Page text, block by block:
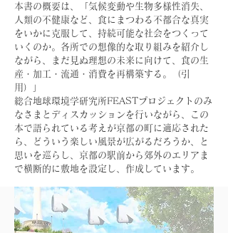
本書の概要は、「気候変動や生物多様性消失、
人類の不健康など、食にまつわる不都合な真実
をいかに克服して、持続可能な社会をつくって
いくのか。各所での想像的な取り組みを紹介し
ながら、まだ見ぬ理想の未来に向けて、食の生
産・加工・流通・消費を再構築する。（引
用）」
総合地球環境学研究所FEASTプロジェクトのみ
なさまとディスカッションを行いながら、この
本で語られている考えが京都の町に適応された
ら、どういう楽しい風景が広がるだろうか、と
思いを巡らし、京都の駅前から郊外のエリアま
で横断的に敷地を設定し、作成しています。